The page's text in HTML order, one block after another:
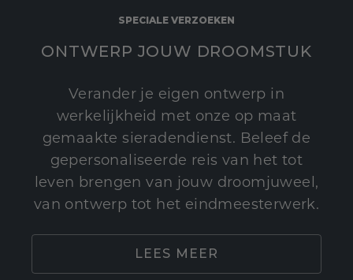
SPECIALE VERZOEKEN
ONTWERP JOUW DROOMSTUK
Verander je eigen ontwerp in
werkelijkheid met onze op maat
gemaakte sieradendienst. Beleef de
gepersonaliseerde reis van het tot
leven brengen van jouw droomjuweel,
van ontwerp tot het eindmeesterwerk.
LEES MEER